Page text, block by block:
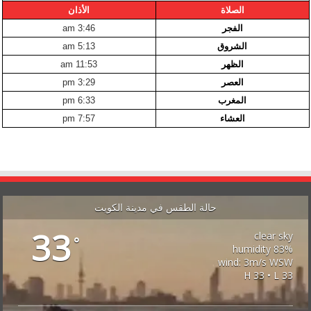
الصلاة
الأذان
الفجر
3:46 am
الشروق
5:13 am
الظهر
11:53 am
العصر
3:29 pm
المغرب
6:33 pm
العشاء
7:57 pm
حالة الطقس في مدينة الكويت
33°
clear sky
83% humidity
wind: 3m/s WSW
H 33 • L 33